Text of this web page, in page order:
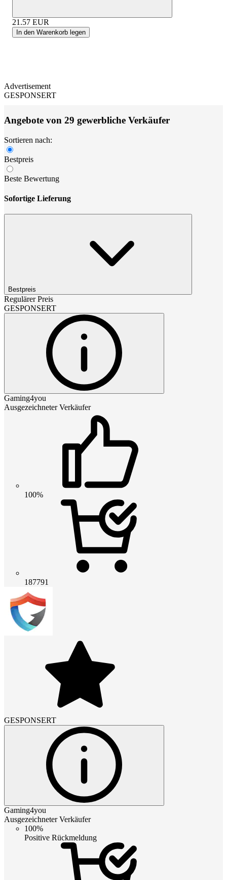
21.57 EUR
In den Warenkorb legen
Advertisement
GESPONSERT
Angebote von 29 gewerbliche Verkäufer
Sortieren nach:
Bestpreis
Beste Bewertung
Sofortige Lieferung
Bestpreis
Regulärer Preis
GESPONSERT
Gaming4you
Ausgezeichneter Verkäufer
100%
187791
GESPONSERT
Gaming4you
Ausgezeichneter Verkäufer
100%
Positive Rückmeldung